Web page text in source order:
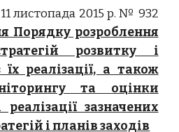
листопада 2015 р. № 932
Порядку розроблення
розвитку і
реалізації, а також
та оцінки
реалізації зазначених
і планів заходів